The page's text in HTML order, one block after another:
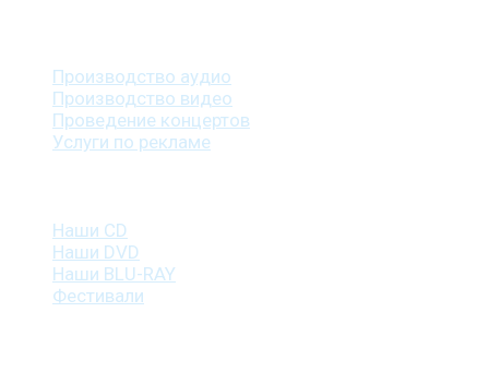
Производство аудио
Производство видео
Проведение концертов
Услуги по рекламе
Наши CD
Наши DVD
Наши BLU-RAY
Фестивали